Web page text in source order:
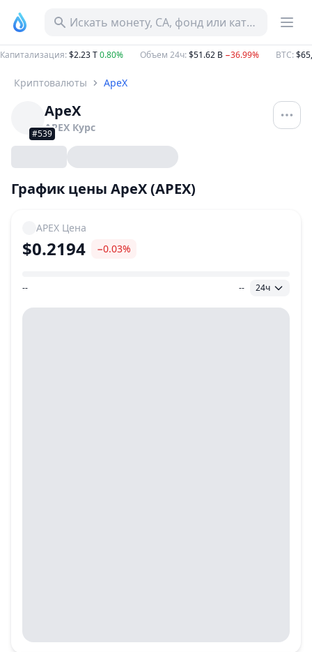
Искать монету, CA, фонд или категорию
Капитализация: $2.23 T0.80% Объем 24ч: $51.62 B −36.99% BTC:
Криптовалюты ApeX
#539
ApeX
APEX Курс
График цены ApeX (APEX)
APEX Цена
$0.2194 −0.03%
Ценовой диапазон
-- -- 24ч